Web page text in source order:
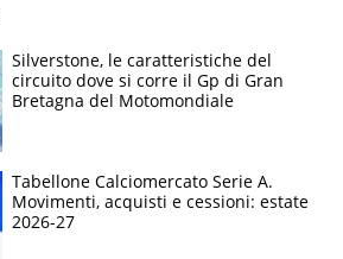
Silverstone, le caratteristiche del
circuito dove si corre il Gp di Gran
Bretagna del Motomondiale
Tabellone Calciomercato Serie A.
Movimenti, acquisti e cessioni: estate
2026-27